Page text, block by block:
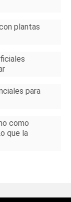
plantas
para
como
que la